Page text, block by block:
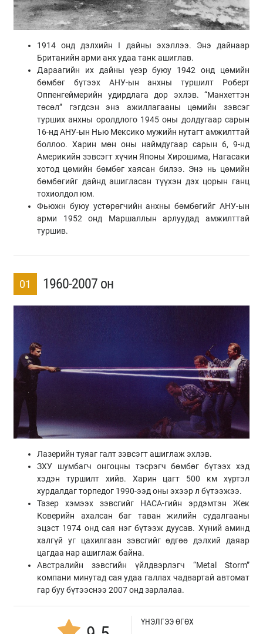
1914 онд дэлхийн I дайны эхэллээ. Энэ дайнаар
Британийн арми анх удаа танк ашиглав.
Дараагийн их дайны үеэр буюу 1942 онд цөмийн
бөмбөг бүтээх АНУ-ын анхны туршилт Роберт
Оппенгеймерийн удирдлага дор эхлэв. “Манхеттэн
төсөл” гэгдсэн энэ ажиллагааны цөмийн зэвсэг
турших анхны оролдлого 1945 оны долдугаар сарын
16-нд АНУ-ын Нью Мексико мужийн нутагт амжилттай
боллоо. Харин мөн оны наймдугаар сарын 6, 9-нд
Америкийн зэвсэгт хүчин Японы Хирошима, Нагасаки
хотод цөмийн бөмбөг хаясан билээ. Энэ нь цөмийн
бөмбөгийг дайнд ашигласан түүхэн дэх цорын ганц
тохиолдол юм.
Фьюжн буюу устөрөгчийн анхны бөмбөгийг АНУ-ын
арми 1952 онд Маршаллын арлуудад амжилттай
туршив.
01 1960-2007 он
Лазерийн туяаг галт зэвсэгт ашиглаж эхлэв.
ЗХУ шумбагч онгоцны тэсрэгч бөмбөг бүтээх хэд
хэдэн туршилт хийв. Харин цагт 500 км хүртэл
хурдалдаг торпедог 1990-ээд оны эхээр л бүтээжээ.
Тазер хэмээх зэвсгийг НАСА-гийн эрдэмтэн Жек
Коверийн ахалсан баг таван жилийн судалгааны
эцэст 1974 онд сая нэг бүтээж дуусав. Хүний аминд
халгүй уг цахилгаан зэвсгийг өдгөө дэлхий даяар
цагдаа нар ашиглаж байна.
Австралийн зэвсгийн үйлдвэрлэгч “Metal Storm”
компани минутад сая удаа галлах чадвартай автомат
гар буу бүтээснээ 2007 онд зарлалаа.
ҮНЭЛГЭЭ ӨГӨХ